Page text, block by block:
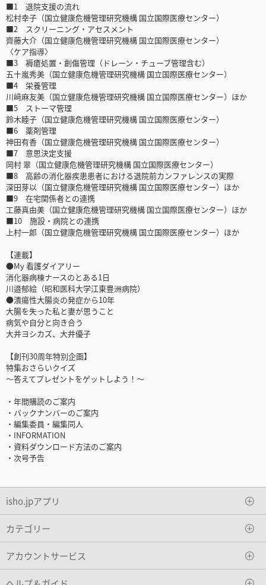
■1 退院支援の流れ
松村幸子（国立健康危機管理研究機構 国立国際医療センター）
■2 スクリーニング・アセスメント
齊藤大介（国立健康危機管理研究機構 国立国際医療センター）
〈ケア指導〉
■3 褥瘡処置・創傷管理（ドレーン・チューブ管理含む）
五十嵐秀美（国立健康危機管理研究機構 国立国際医療センター）
■4 栄養管理
川﨑麻友美（国立健康危機管理研究機構 国立国際医療センター）ほか
■5 ストーマ管理
鈴木睦子（国立健康危機管理研究機構 国立国際医療センター）
■6 薬剤管理
神田有香（国立健康危機管理研究機構 国立国際医療センター）
■7 意思決定支援
岡村 翠（国立健康危機管理研究機構 国立国際医療センター）
■8 高齢の消化器疾患患者における退院前カンファレンスの実際
深田芽以（国立健康危機管理研究機構 国立国際医療センター）ほか
■9 在宅関係者との連携
工藤真由美（国立健康危機管理研究機構 国立国際医療センター）ほか
■10 施設・病院との連携
上村一郎（国立健康危機管理研究機構 国立国際医療センター）ほか
【連載】
●My 看護ダイアリー
消化器病棟ナースのとある1日
川邉郁絵（昭和医科大学江東豊洲病院）
●潰瘍性大腸炎の発症から10年
大腸を失った私と妻が思うこと
病気や自分と向き合う
大井ヨシカズ、大井優子
【創刊30周年特別企画】
特集おさらいクイズ
～答えてプレゼントをゲットしよう！～
・年間購読のご案内
・バックナンバーのご案内
・編集委員・編集同人
・INFORMATION
・資料ダウンロード方法のご案内
・次号予告
isho.jpアプリ
カテゴリー
アカウントサービス